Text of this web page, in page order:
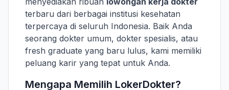
terbaru dari berbagai institusi kesehatan
terpercaya di seluruh Indonesia. Baik Anda
seorang dokter umum, dokter spesialis, atau
fresh graduate yang baru lulus, kami memiliki
peluang karir yang tepat untuk Anda.
Mengapa Memilih LokerDokter?